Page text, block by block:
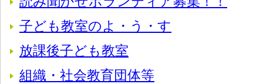
子ども教室のよ・う・す
放課後子ども教室
組織・社会教育団体等